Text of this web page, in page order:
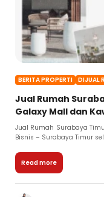
BERITA PROPERTI DIJUAL
Jual Rumah
Galaxy Mall dan
Jual Rumah Surabaya
Bisnis – Surabaya Timur
Read more